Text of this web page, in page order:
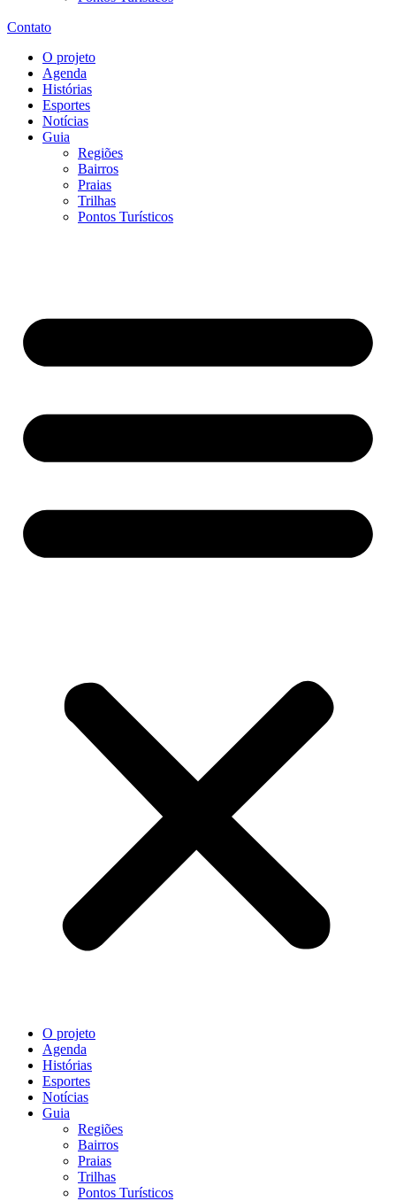
Contato
O projeto
Agenda
Histórias
Esportes
Notícias
Guia
Regiões
Bairros
Praias
Trilhas
Pontos Turísticos
O projeto
Agenda
Histórias
Esportes
Notícias
Guia
Regiões
Bairros
Praias
Trilhas
Pontos Turísticos